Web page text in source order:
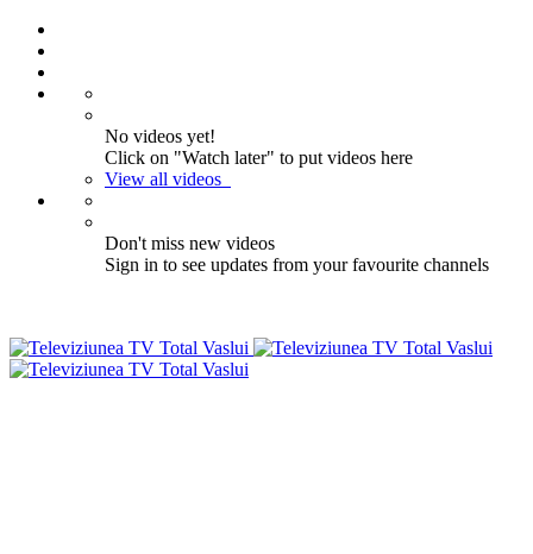
No videos yet!
Click on "Watch later" to put videos here
View all videos
Don't miss new videos
Sign in to see updates from your favourite channels